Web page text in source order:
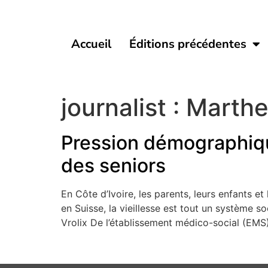
Accueil Éditions précédentes
journalist :
Pression
des seniors
En Côte d’Ivoire, les parents, leurs enfants
en Suisse, la vieillesse est tout un système
Vrolix De l’établissement médico-social